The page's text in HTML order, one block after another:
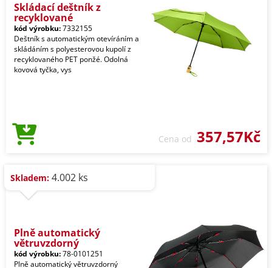
Skládací deštník z
recyklované
kód výrobku:7332155
Deštník s automatickým otevíráním a
skládáním s polyesterovou kupolí z
recyklovaného PET ponžé. Odolná
kovová tyčka, vys
Cena od 357,57Kč
Skladem: 4.002 ks
Plně automatický
větruvzdorný
kód výrobku:78-0101251
Plně automatický větruvzdorný